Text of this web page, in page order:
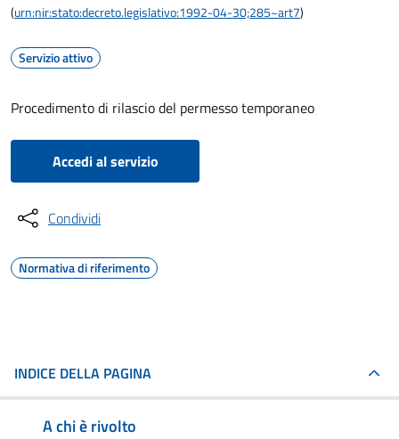
(urn:nir:stato:decreto.legislativo:1992-04-30;285~art7)
Servizio attivo
Procedimento di rilascio del permesso temporaneo
Accedi al servizio
Condividi
Normativa di riferimento
INDICE DELLA PAGINA
A chi è rivolto